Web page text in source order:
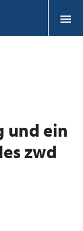
und ein
zwd